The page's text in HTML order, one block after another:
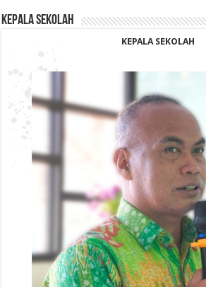
KEPALA SEKOLAH
KEPALA SEKOLAH